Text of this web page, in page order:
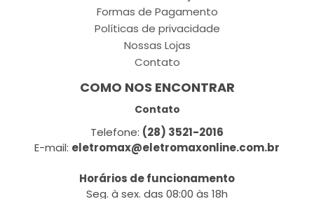
Formas de Pagamento
Políticas de privacidade
Nossas Lojas
Contato
COMO NOS ENCONTRAR
Contato
Telefone: (28) 3521-2016
E-mail: eletromax@eletromaxonline.com.br
Horários de funcionamento
Seg. à sex. das 08:00 às 18h